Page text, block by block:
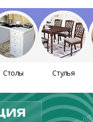
Столы Стулья